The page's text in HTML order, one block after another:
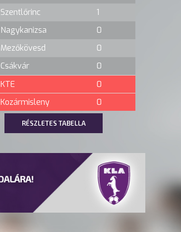
Szentlőrinc
1
Nagykanizsa
0
Mezőkövesd
0
Csákvár
0
KTE
0
Kozármisleny 0
RÉSZLETES TABELLA